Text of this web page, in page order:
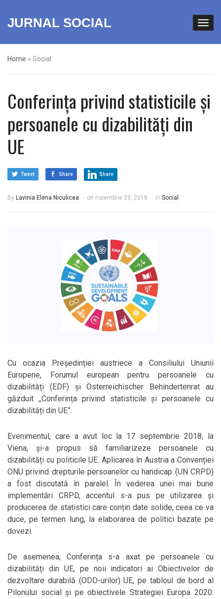
JURNAL SOCIAL
Home » Social
Conferința privind statisticile și
persoanele cu dizabilități din
UE
Tweet Share Share
By Lavinia Elena Niculicea on noiembrie 23, 2018 in Social
Cu ocazia Președinției austriece a Consiliului Uniunii
Europene, Forumul european pentru persoanele cu
dizabilități (EDF) și Österreichischer Behindertenrat au
găzduit ,,Conferința privind statisticile și persoanele cu
dizabilități din UE”.
Evenimentul, care a avut loc la 17 septembrie 2018, la
Viena, și-a propus să familiarizeze persoanele cu
dizabilități cu politicile UE. Aplicarea în Austria a Convenției
ONU privind drepturile persoanelor cu handicap (UN CRPD)
a fost discutată în paralel. În vederea unei mai bune
implementări CRPD, accentul s-a pus pe utilizarea și
producerea de statistici care conțin date solide, ceea ce va
duce, pe termen lung, la elaborarea de politici bazate pe
dovezi.
De asemenea, Conferința s-a axat pe persoanele cu
dizabilități din UE, pe noii indicatori ai Obiectivelor de
dezvoltare durabilă (ODD-urilor) UE, pe tabloul de bord al
Pilonului social și pe obiectivele Strategiei Europa 2020.